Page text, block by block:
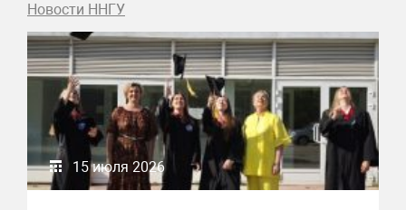
Новости ННГУ
15 июля 2026